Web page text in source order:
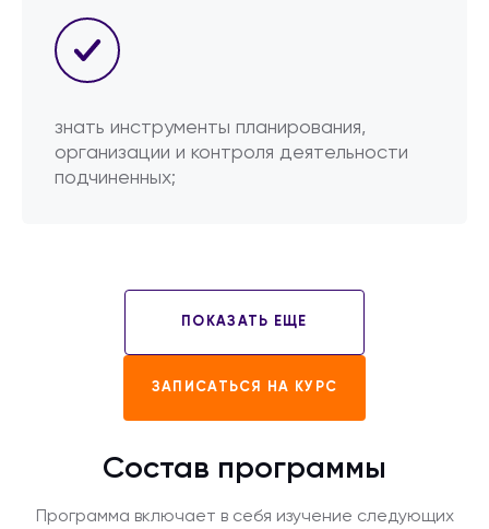
знать инструменты планирования,
организации и контроля деятельности
подчиненных;
ПОКАЗАТЬ ЕЩЕ
ЗАПИСАТЬСЯ НА КУРС
Состав программы
Программа включает в себя изучение следующих